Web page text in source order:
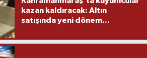
kazan kaldıracak: Altın
satışında yeni dönem...